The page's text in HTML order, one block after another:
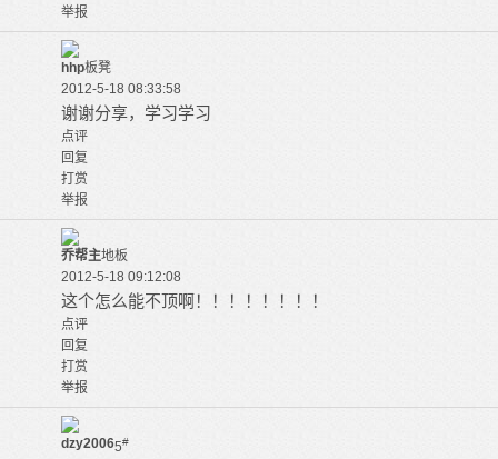
举报
hhp板凳
2012-5-18 08:33:58
谢谢分享，学习学习
点评
回复
打赏
举报
乔帮主地板
2012-5-18 09:12:08
这个怎么能不顶啊！！！！！！！！
点评
回复
打赏
举报
dzy20065#